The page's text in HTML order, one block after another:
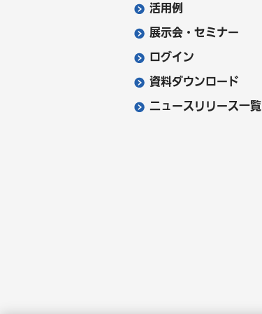
活用例
展示会・セミナー
ログイン
資料ダウンロード
ニュースリリース一覧